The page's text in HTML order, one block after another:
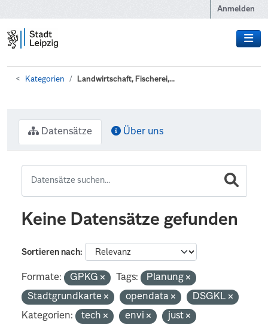
Anmelden
Kategorien Landwirtschaft, Fischerei,...
Datensätze Über uns
Keine Datensätze gefunden
Sortieren nach
Formate: GPKG Tags:
Planung
Stadtgrundkarte
opendata
DSGKL
Kategorien:
tech envi
just